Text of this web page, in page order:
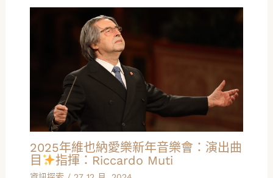
2025年維也納愛樂新年音樂會：演出曲
目
指揮：Riccardo Muti